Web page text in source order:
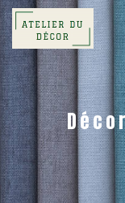
Panneau de